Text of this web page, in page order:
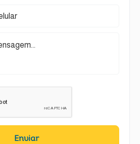
Enviar